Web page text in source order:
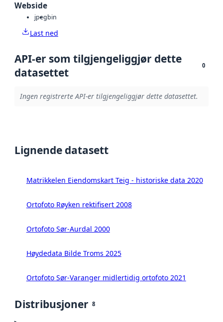
Webside
jpegbin
Last ned
API-er som tilgjengeliggjør dette
datasettet
0
Ingen registrerte API-er tilgjengeliggjør dette datasettet.
Lignende datasett
Matrikkelen Eiendomskart Teig - historiske data 2020
Ortofoto Røyken rektifisert 2008
Ortofoto Sør-Aurdal 2000
Høydedata Bilde Troms 2025
Ortofoto Sør-Varanger midlertidig ortofoto 2021
Distribusjoner 8